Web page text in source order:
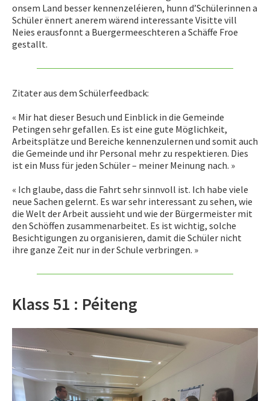
onsem Land besser kennenzeléieren, hunn d’Schülerinnen a
Schüler ënnert anerem wärend interessante Visitte vill
Neies erausfonnt a Buergermeeschteren a Schäffe Froe
gestallt.
Zitater aus dem Schülerfeedback:
« Mir hat dieser Besuch und Einblick in die Gemeinde
Petingen sehr gefallen. Es ist eine gute Möglichkeit,
Arbeitsplätze und Bereiche kennenzulernen und somit auch
die Gemeinde und ihr Personal mehr zu respektieren. Dies
ist ein Muss für jeden Schüler – meiner Meinung nach. »
« Ich glaube, dass die Fahrt sehr sinnvoll ist. Ich habe viele
neue Sachen gelernt. Es war sehr interessant zu sehen, wie
die Welt der Arbeit aussieht und wie der Bürgermeister mit
den Schöffen zusammenarbeitet. Es ist wichtig, solche
Besichtigungen zu organisieren, damit die Schüler nicht
ihre ganze Zeit nur in der Schule verbringen. »
Klass 51 : Péiteng